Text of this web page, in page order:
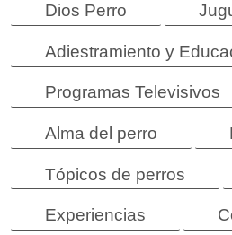
Dios Perro
Adiestramiento y
Programas Televisivos
Alma del perro
Tópicos de perros
Experiencias